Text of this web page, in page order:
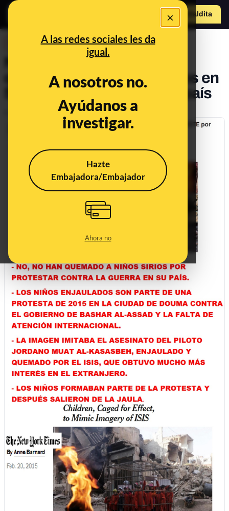
×
A las redes sociales les da
igual.
A nosotros no.
Ayúdanos a
investigar.
Hazte
Embajadora/Embajador
Ahora no
Hazte Maldita
No, no han enjaulado y
quemado vivos a unos niños en
Siria por pedir la paz en su país
May 17, 2018, 11:00:00 AM